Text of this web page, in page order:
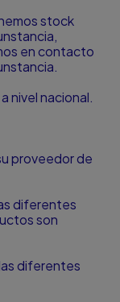
stock
en contacto
nivel nacional.
proveedor de
diferentes
son
diferentes